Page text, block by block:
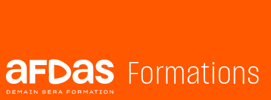
Formations